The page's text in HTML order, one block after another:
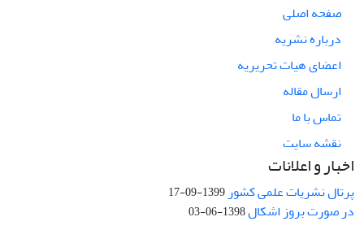
صفحه اصلی
درباره نشریه
اعضای هیات تحریریه
ارسال مقاله
تماس با ما
نقشه سایت
اخبار و اعلانات
پرتال نشریات علمی کشور1399-09-17
در صورت بروز اشکال1398-06-03